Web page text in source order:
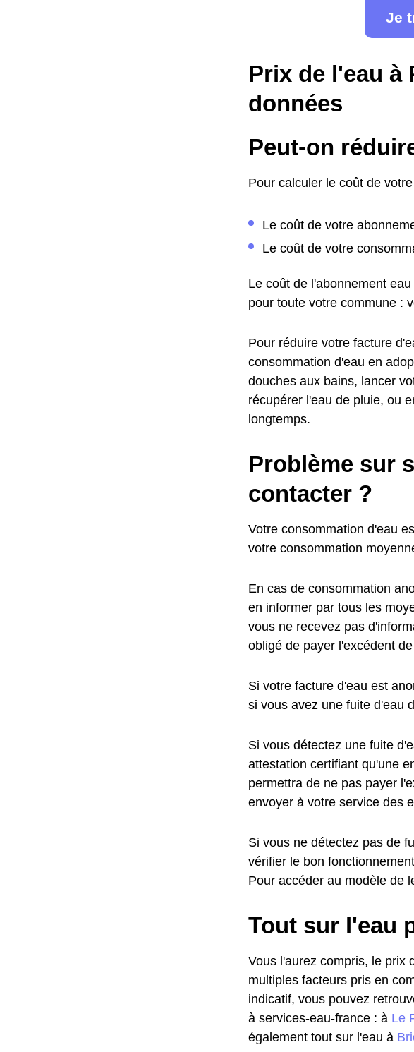
Je
Prix de l'eau
données
Peut-on
Pour calculer le coût de
Le coût de votre
Le coût de votre
Le coût de l'abonnement
pour toute votre commune :
Pour réduire votre facture
consommation d'eau en
douches aux bains, lancer
récupérer l'eau de pluie, ou
longtemps.
Problème sur
contacter ?
Votre consommation d'eau
votre consommation
En cas de consommation
en informer par tous les
vous ne recevez pas
obligé de payer l'excédent
Si votre facture d'eau est
si vous avez une fuite d'eau
Si vous détectez une fuite
attestation certifiant qu'une
permettra de ne pas payer
envoyer à votre service des
Si vous ne détectez pas de
vérifier le bon
Pour accéder au modèle de
Tout sur l'eau
Vous l'aurez compris, le prix
multiples facteurs pris en
indicatif, vous pouvez
à services-eau-france : à Le
également tout sur l'eau à